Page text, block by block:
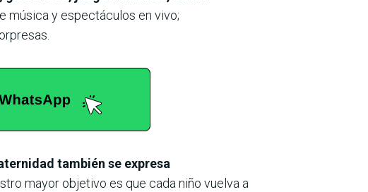
música y espectáculos en vivo;
también se expresa
mayor objetivo es que cada niño vuelva a